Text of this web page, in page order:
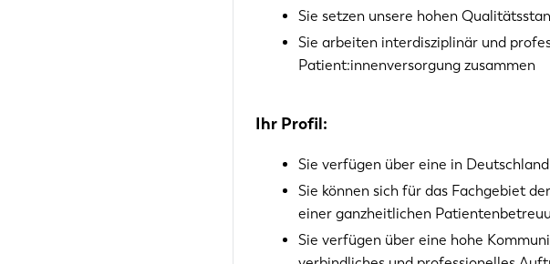
Sie setzen unsere hohen
Sie arbeiten interdisziplinär und
Patient:innenversorgung zusammen
Ihr Profil:
Sie verfügen über eine in
Sie können sich für das Fachgebiet
einer ganzheitlichen
Sie verfügen über eine hohe